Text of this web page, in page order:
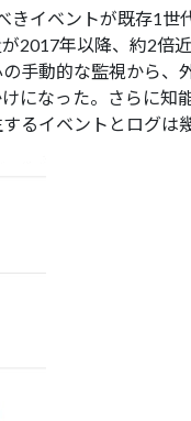
きイベントが既存1世
2017年以降、約2倍
手動的な監視から、
になった。さらに知
るイベントとログは